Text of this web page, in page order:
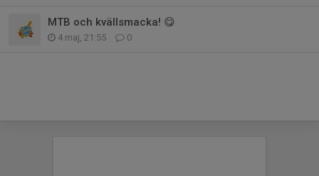
MTB och kvällsmacka! 😋
4 maj, 21:55 0